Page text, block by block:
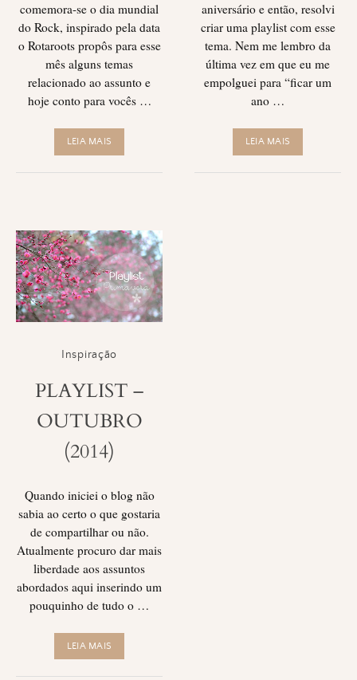
comemora-se o dia mundial
do Rock, inspirado pela data
o Rotaroots propôs para esse
mês alguns temas
relacionado ao assunto e
hoje conto para vocês …
LEIA MAIS
aniversário e então, resolvi
criar uma playlist com esse
tema. Nem me lembro da
última vez em que eu me
empolguei para “ficar um
ano …
LEIA MAIS
Inspiração
PLAYLIST –
OUTUBRO
(2014)
Quando iniciei o blog não
sabia ao certo o que gostaria
de compartilhar ou não.
Atualmente procuro dar mais
liberdade aos assuntos
abordados aqui inserindo um
pouquinho de tudo o …
LEIA MAIS